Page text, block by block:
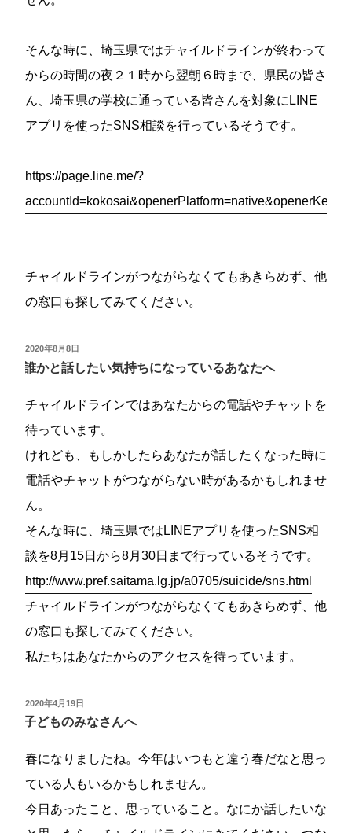
そんな時に、埼玉県ではチャイルドラインが終わって
からの時間の夜２１時から翌朝６時まで、県民の皆さ
ん、埼玉県の学校に通っている皆さんを対象にLINE
アプリを使ったSNS相談を行っているそうです。
https://page.line.me/?
チャイルドラインがつながらなくてもあきらめず、他
の窓口も探してみてください。
投
稿
2020年8月8日
誰かと話したい気持ちになっているあなたへ
チャイルドラインではあなたからの電話やチャットを
待っています。
けれども、もしかしたらあなたが話したくなった時に
電話やチャットがつながらない時があるかもしれませ
ん。
そんな時に、埼玉県ではLINEアプリを使ったSNS相
談を8月15日から8月30日まで行っているそうです。
http://www.pref.saitama.lg.jp/a0705/suicide/sns.html
チャイルドラインがつながらなくてもあきらめず、他
の窓口も探してみてください。
私たちはあなたからのアクセスを待っています。
投
稿
2020年4月19日
子どものみなさんへ
春になりましたね。今年はいつもと違う春だなと思っ
ている人もいるかもしれません。
今日あったこと、思っていること。なにか話したいな